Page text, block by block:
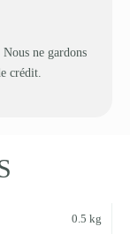
ne gardons
crédit.
0.5 kg